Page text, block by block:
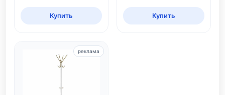
Купить Купить
реклама